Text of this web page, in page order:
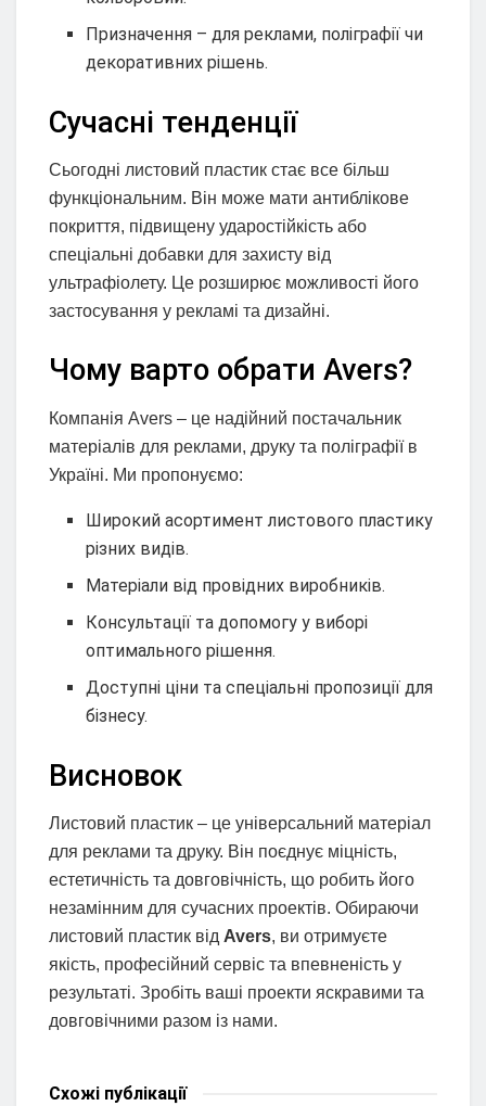
Призначення – для реклами, поліграфії чи
декоративних рішень.
Сучасні тенденції
Сьогодні листовий пластик стає все більш
функціональним. Він може мати антиблікове
покриття, підвищену ударостійкість або
спеціальні добавки для захисту від
ультрафіолету. Це розширює можливості його
застосування у рекламі та дизайні.
Чому варто обрати Avers?
Компанія Avers – це надійний постачальник
матеріалів для реклами, друку та поліграфії в
Україні. Ми пропонуємо:
Широкий асортимент листового пластику
різних видів.
Матеріали від провідних виробників.
Консультації та допомогу у виборі
оптимального рішення.
Доступні ціни та спеціальні пропозиції для
бізнесу.
Висновок
Листовий пластик – це універсальний матеріал
для реклами та друку. Він поєднує міцність,
естетичність та довговічність, що робить його
незамінним для сучасних проектів. Обираючи
листовий пластик від Avers, ви отримуєте
якість, професійний сервіс та впевненість у
результаті. Зробіть ваші проекти яскравими та
довговічними разом із нами.
Схожі публікації